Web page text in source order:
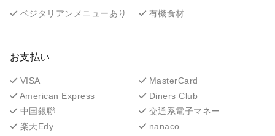
ベジタリアンメニューあり 有機食材
お支払い
VISA
MasterCard
American Express
Diners Club
中国銀聯
交通系電子マネー
楽天Edy
nanaco